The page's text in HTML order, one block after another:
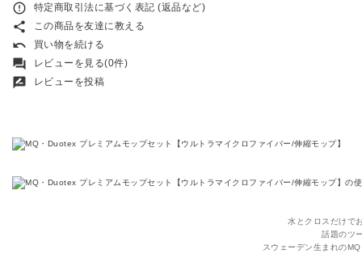
error_outline 特定商取引法に基づく表記 (返品など)
share この商品を友達に教える
undo 買い物を続ける
forum レビューを見る(0件)
rate_review レビューを投稿
水とクロスだけで
話題のツ
スウェーデン生まれの